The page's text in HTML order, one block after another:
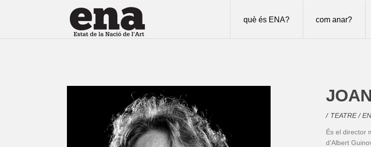
què és ENA? com anar?
TEATRE /
És el director
d’Albert